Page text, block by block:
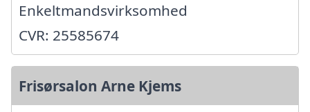
Enkeltmandsvirksomhed
CVR: 25585674
Frisørsalon Arne Kjems